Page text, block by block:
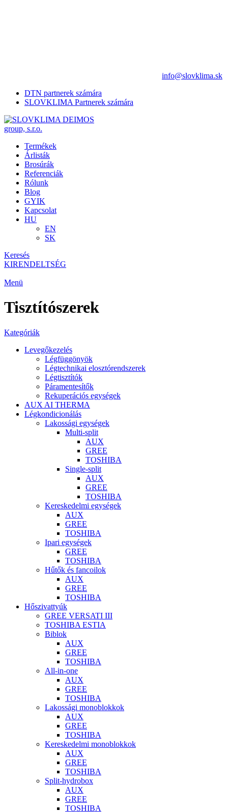
info@slovklima.sk
DTN partnerek számára
SLOVKLIMA Partnerek számára
Termékek
Árlisták
Brosúrák
Referenciák
Rólunk
Blog
GYIK
Kapcsolat
HU
EN
SK
Keresés
KIRENDELTSÉG
Menü
Tisztítószerek
Kategóriák
Levegőkezelés
Légfüggönyök
Légtechnikai elosztórendszerek
Légtisztítók
Páramentesítők
Rekuperációs egységek
AUX AI THERMA
Légkondicionálás
Lakossági egységek
Multi-split
AUX
GREE
TOSHIBA
Single-split
AUX
GREE
TOSHIBA
Kereskedelmi egységek
AUX
GREE
TOSHIBA
Ipari egységek
GREE
TOSHIBA
Hűtők és fancoilok
AUX
GREE
TOSHIBA
Hőszivattyúk
GREE VERSATI III
TOSHIBA ESTIA
Biblok
AUX
GREE
TOSHIBA
All-in-one
AUX
GREE
TOSHIBA
Lakossági monoblokkok
AUX
GREE
TOSHIBA
Kereskedelmi monoblokkok
AUX
GREE
TOSHIBA
Split-hydrobox
AUX
GREE
TOSHIBA